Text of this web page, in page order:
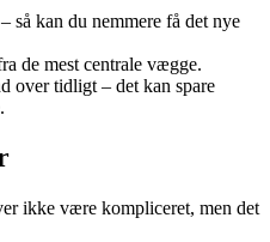
så kan du nemmere få det nye
de mest centrale vægge.
over tidligt – det kan spare
ikke være kompliceret, men det